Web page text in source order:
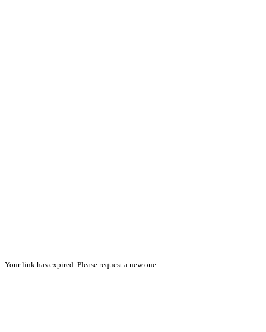
Your link has expired. Please request a new one.